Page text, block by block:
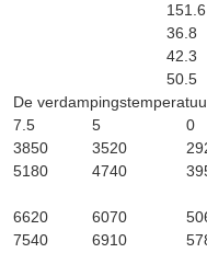
151.6
36.8
42.3
50.5
De
7.5
5
0
3850 3520
5180 4740
6620 6070
7540 6910